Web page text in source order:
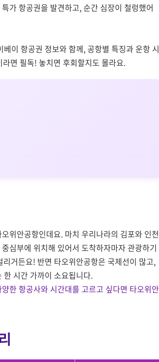
가 항공권을 발견하고, 순간 심장이 철렁했어
이 항공권 정보와 함께, 공항별 특징과 운항 시
면 필독! 놓치면 후회할지도 몰라요.
위안공항인데요. 마치 우리나라의 김포와 인천
심부에 위치해 있어서 도착하자마자 관광하기
거든요! 반면 타오위안공항은 국제선이 많고,
한 시간 가까이 소요됩니다.
한 항공사와 시간대를 고르고 싶다면 타오위안